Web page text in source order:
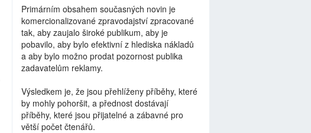
Primárním obsahem současných novin je
komercionalizované zpravodajství zpracované
tak, aby zaujalo široké publikum, aby je
pobavilo, aby bylo efektivní z hlediska nákladů
a aby bylo možno prodat pozornost publika
zadavatelům reklamy.
Výsledkem je, že jsou přehlíženy příběhy, které
by mohly pohoršit, a přednost dostávají
příběhy, které jsou přijatelné a zábavné pro
větší počet čtenářů.